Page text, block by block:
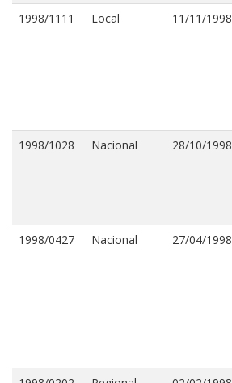
1998/1111 Local 11/11/1998
1998/1028 Nacional 28/10/1998
1998/0427 Nacional 27/04/1998